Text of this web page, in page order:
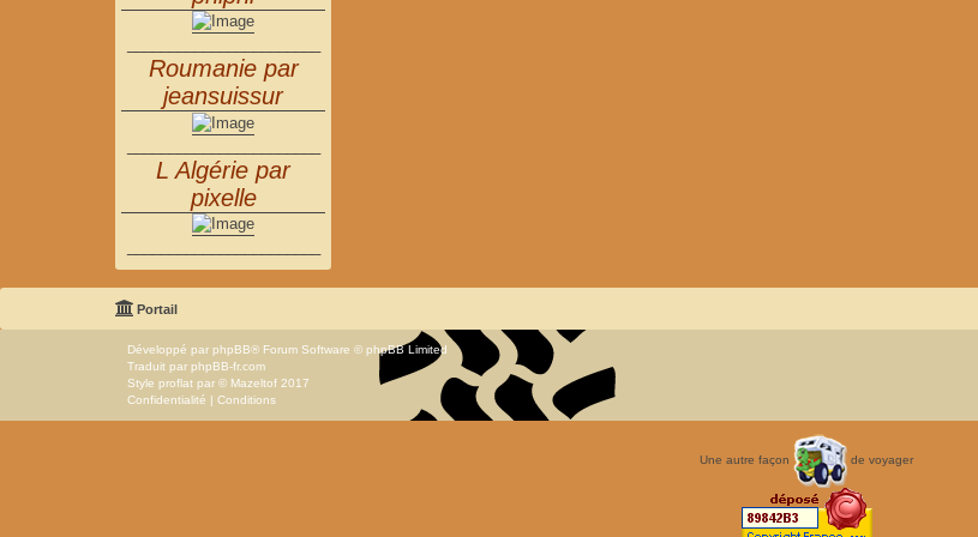
Roumanie par
jeansuissur
L Algérie par
pixelle
Portail
Développé par phpBB® Forum Software © phpBB Limited
Traduit par phpBB-fr.com
Style proflat par © Mazeltof 2017
Confidentialité | Conditions
Une autre façon de voyager